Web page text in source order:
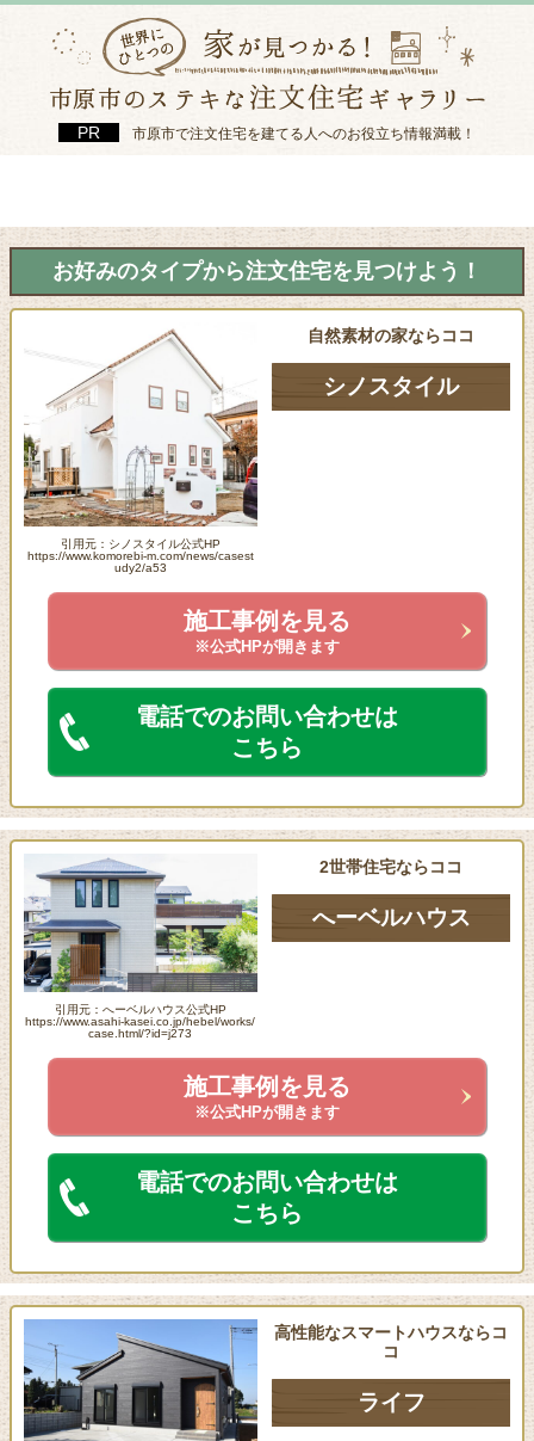
市原市で注文住宅を建てる人へのお役立ち情報満載！
お好みのタイプから注文住宅を見つけよう！
自然素材の家ならココ
シノスタイル
引用元：シノスタイル公式HP
https://www.komorebi-m.com/news/casest
udy2/a53
施工事例を見る
※公式HPが開きます
電話でのお問い合わせは
こちら
2世帯住宅ならココ
へーベルハウス
引用元：へーベルハウス公式HP
https://www.asahi-kasei.co.jp/hebel/works/
case.html/?id=j273
施工事例を見る
※公式HPが開きます
電話でのお問い合わせは
こちら
高性能なスマートハウスならコ
コ
ライフ